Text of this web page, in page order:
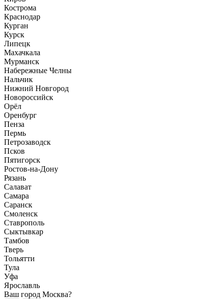
Кострома
Краснодар
Курган
Курск
Липецк
Махачкала
Мурманск
Набережные Челны
Нальчик
Нижний Новгород
Новороссийск
Орёл
Оренбург
Пенза
Пермь
Петрозаводск
Псков
Пятигорск
Ростов-на-Дону
Рязань
Салават
Самара
Саранск
Смоленск
Ставрополь
Сыктывкар
Тамбов
Тверь
Тольятти
Тула
Уфа
Ярославль
Ваш город Москва?